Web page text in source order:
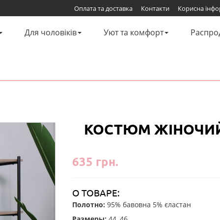
Оплата та доставка Контакти Корисна
Для чоловіків Уют та комфорт
КОСТЮМ
635 грн.
О ТОВАРЕ:
Полотно: 95% бавовна 5% єластан